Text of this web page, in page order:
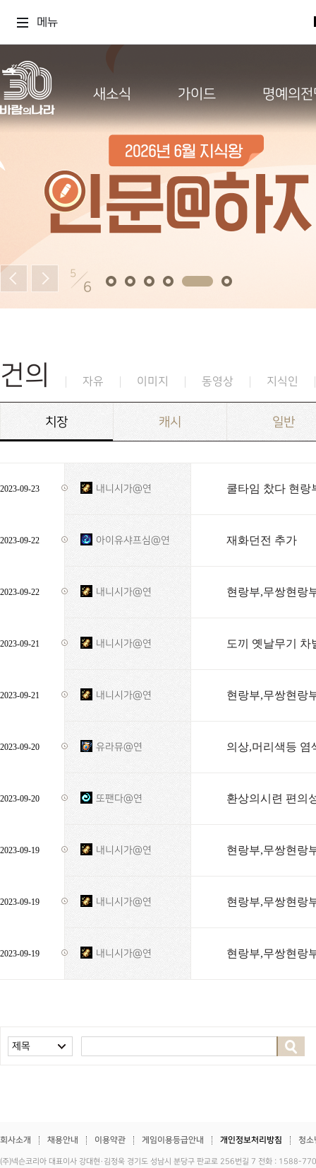
메뉴
새소식 가이드 명예의
5
6
건의 자유 이미지 동영상 지식인
치장 캐시 일반
2023-09-23 내니시가@연 쿨타임 찼다 현랑
2023-09-22 아이유샤프심@연 재화던전 추가
2023-09-22 내니시가@연 현랑부,무쌍현랑
2023-09-21 내니시가@연 도끼 옛날무기 차
2023-09-21 내니시가@연 현랑부,무쌍현랑
2023-09-20 유라뮤@연 의상,머리색등 염
2023-09-20 또팬다@연 환상의시련 편의
2023-09-19 내니시가@연 현랑부,무쌍현랑
2023-09-19 내니시가@연 현랑부,무쌍현랑
2023-09-19 내니시가@연 현랑부,무쌍현랑
제목
회사소개 채용안내 이용약관 게임이용등급안내 개인정보처리방침 청소
(주)넥슨코리아 대표이사 강대현·김정욱 경기도 성남시 분당구 판교로 256번길 7 전화 :